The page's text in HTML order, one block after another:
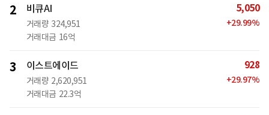
2 비큐AI
거래량 324,951
거래대금 16억
5,050
+29.99%
3 이스트에이드
거래량 2,620,951
거래대금 22.3억
928
+29.97%